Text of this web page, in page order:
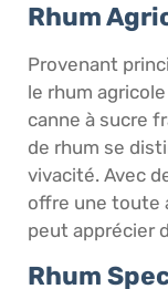
Rhum
Provenant
le rhum
canne à sucre
de rhum se
vivacité. Avec
offre une toute
peut apprécier
Rhum